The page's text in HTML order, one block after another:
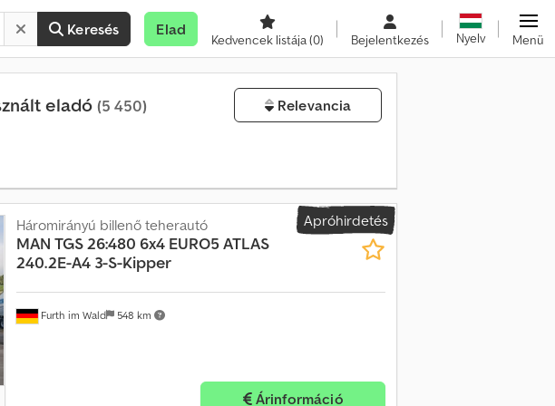
Keresés Elad
Kedvencek listája(0) Bejelentkezés Nyelv Menü
eladó (5 450) Relevancia
Apróhirdetés
Furth im Wald 548 km
Háromirányú billenő teherautó
MAN TGS 26:480 6x4 EURO5 ATLAS
240.2E-A4 3-S-Kipper
Árinformáció
H
a
v
o